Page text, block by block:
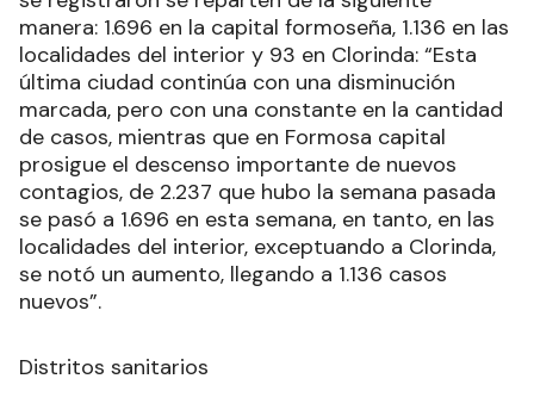
manera: 1.696 en la capital formoseña, 1.136 en las
localidades del interior y 93 en Clorinda: “Esta
última ciudad continúa con una disminución
marcada, pero con una constante en la cantidad
de casos, mientras que en Formosa capital
prosigue el descenso importante de nuevos
contagios, de 2.237 que hubo la semana pasada
se pasó a 1.696 en esta semana, en tanto, en las
localidades del interior, exceptuando a Clorinda,
se notó un aumento, llegando a 1.136 casos
nuevos”.
Distritos sanitarios